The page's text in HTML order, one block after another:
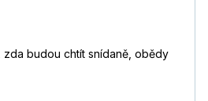
zda budou chtít snídaně, obědy